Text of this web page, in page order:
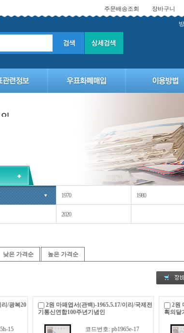
장바구니
주문배송조회
1970 1980
2020
낮은 가격순 높은 가격순
리/광복20
15
2원 마패엽서(관백)-1965.5.17/이리/국제전
기통신연합100주년기념인
코드번호: pb1965e-17
2원
획의달